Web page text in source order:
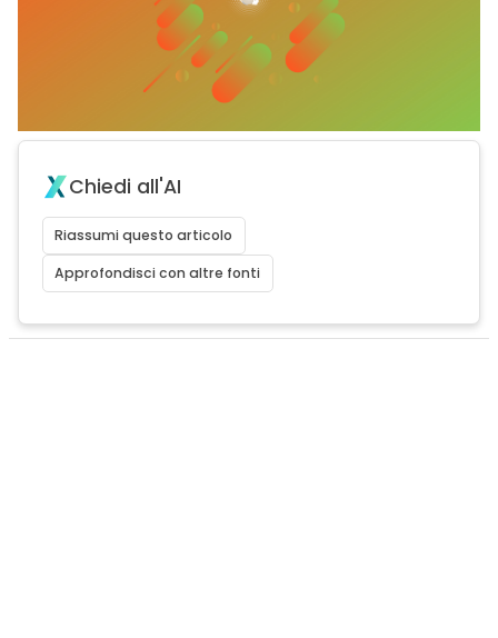
Chiedi all'AI
Riassumi questo articolo
Approfondisci con altre fonti